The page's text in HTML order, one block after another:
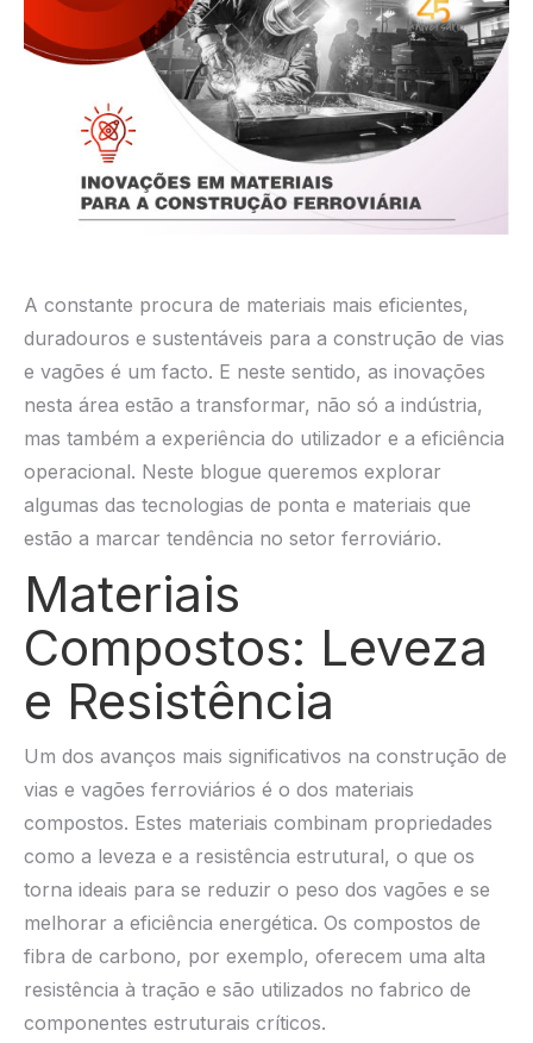
A constante procura de materiais mais eficientes,
duradouros e sustentáveis para a construção de vias
e vagões é um facto. E neste sentido, as inovações
nesta área estão a transformar, não só a indústria,
mas também a experiência do utilizador e a eficiência
operacional. Neste blogue queremos explorar
algumas das tecnologias de ponta e materiais que
estão a marcar tendência no setor ferroviário.
Materiais
Compostos: Leveza
e Resistência
Um dos avanços mais significativos na construção de
vias e vagões ferroviários é o dos materiais
compostos. Estes materiais combinam propriedades
como a leveza e a resistência estrutural, o que os
torna ideais para se reduzir o peso dos vagões e se
melhorar a eficiência energética. Os compostos de
fibra de carbono, por exemplo, oferecem uma alta
resistência à tração e são utilizados no fabrico de
componentes estruturais críticos.